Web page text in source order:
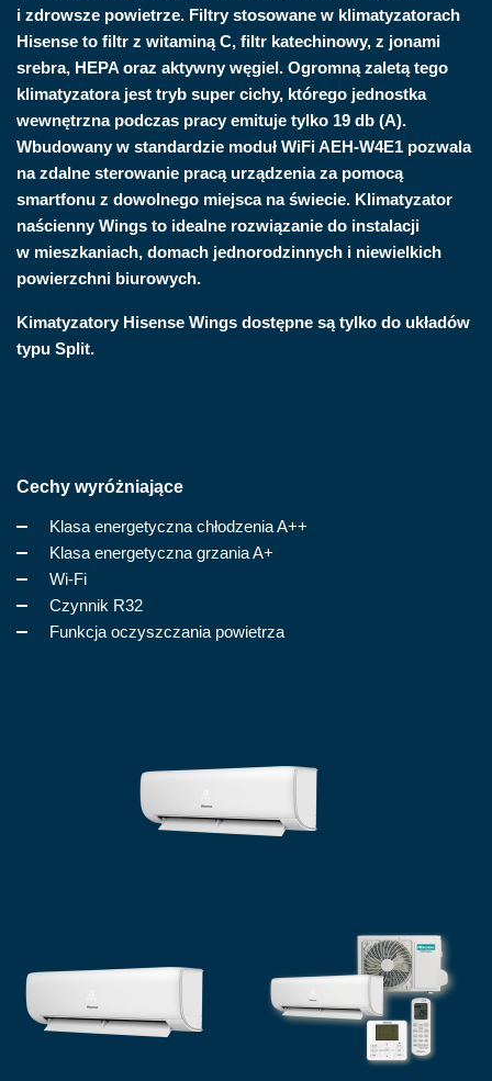
i zdrowsze powietrze. Filtry stosowane w klimatyzatorach
Hisense to filtr z witaminą C, filtr katechinowy, z jonami
srebra, HEPA oraz aktywny węgiel. Ogromną zaletą tego
klimatyzatora jest tryb super cichy, którego jednostka
wewnętrzna podczas pracy emituje tylko 19 db (A).
Wbudowany w standardzie moduł WiFi AEH-W4E1 pozwala
na zdalne sterowanie pracą urządzenia za pomocą
smartfonu z dowolnego miejsca na świecie. Klimatyzator
naścienny Wings to idealne rozwiązanie do instalacji
w mieszkaniach, domach jednorodzinnych i niewielkich
powierzchni biurowych.
Kimatyzatory Hisense Wings dostępne są tylko do układów
typu Split.
Cechy wyróżniające
Klasa energetyczna chłodzenia A++
Klasa energetyczna grzania A+
Wi-Fi
Czynnik R32
Funkcja oczyszczania powietrza